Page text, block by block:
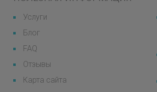
Услуги
Блог
FAQ
Отзывы
Карта сайта